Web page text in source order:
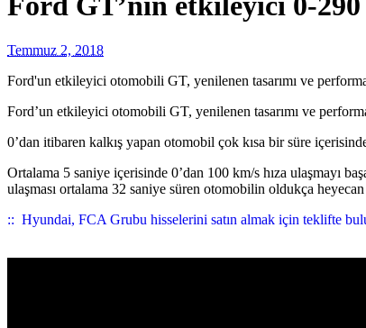
Temmuz 2, 2018
Ford'un etkileyici otomobili GT, yenilenen tasarımı ve
Ford’un etkileyici otomobili GT, yenilenen tasarımı ve
0’dan itibaren kalkış yapan otomobil çok kısa bir süre
Ortalama 5 saniye içerisinde 0’dan 100 km/s hıza ulaşmayı
ulaşması ortalama 32 saniye süren otomobilin oldukça
:: Hyundai, FCA Grubu hisselerini satın almak için teklifte